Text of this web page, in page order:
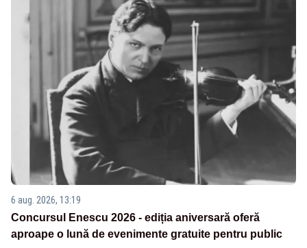
6 aug. 2026, 13:19
Concursul Enescu 2026 - ediția aniversară oferă
aproape o lună de evenimente gratuite pentru public